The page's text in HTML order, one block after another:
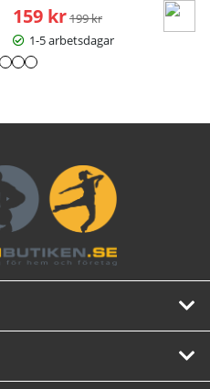
159 kr Ordinarie pris:
199 kr
1-5 arbetsdagar